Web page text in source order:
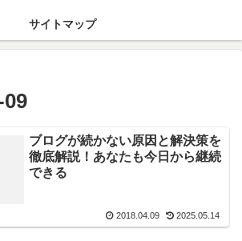
サイトマップ
09
ブログが続かない原因と解決策を
徹底解説！あなたも今日から継続
できる
2018.04.09 2025.05.14